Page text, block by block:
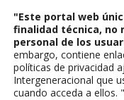
"Este portal web
finalidad técnica, no
personal de los
embargo, contiene
políticas de privacidad
Intergeneracional que
cuando acceda a ellos. "